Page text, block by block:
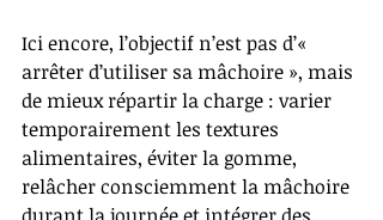
Ici encore, l’objectif n’est pas d’«
arrêter d’utiliser sa mâchoire », mais
de mieux répartir la charge : varier
temporairement les textures
alimentaires, éviter la gomme,
relâcher consciemment la mâchoire